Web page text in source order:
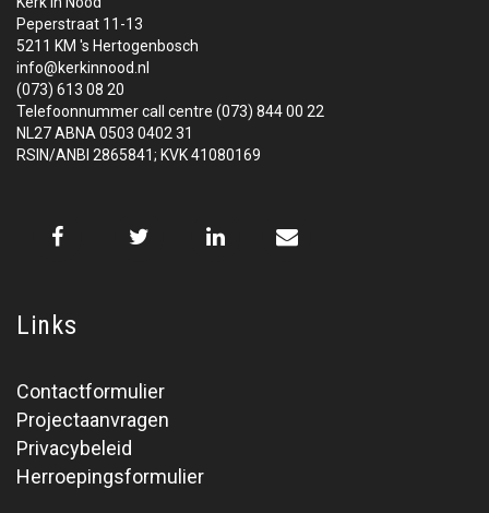
Peperstraat 11-13
5211 KM 's Hertogenbosch
info@kerkinnood.nl
(073) 613 08 20
Telefoonnummer call centre (073) 844 00 22
NL27 ABNA 0503 0402 31
RSIN/ANBI 2865841; KVK 41080169
Links
Contactformulier
Projectaanvragen
Privacybeleid
Herroepingsformulier